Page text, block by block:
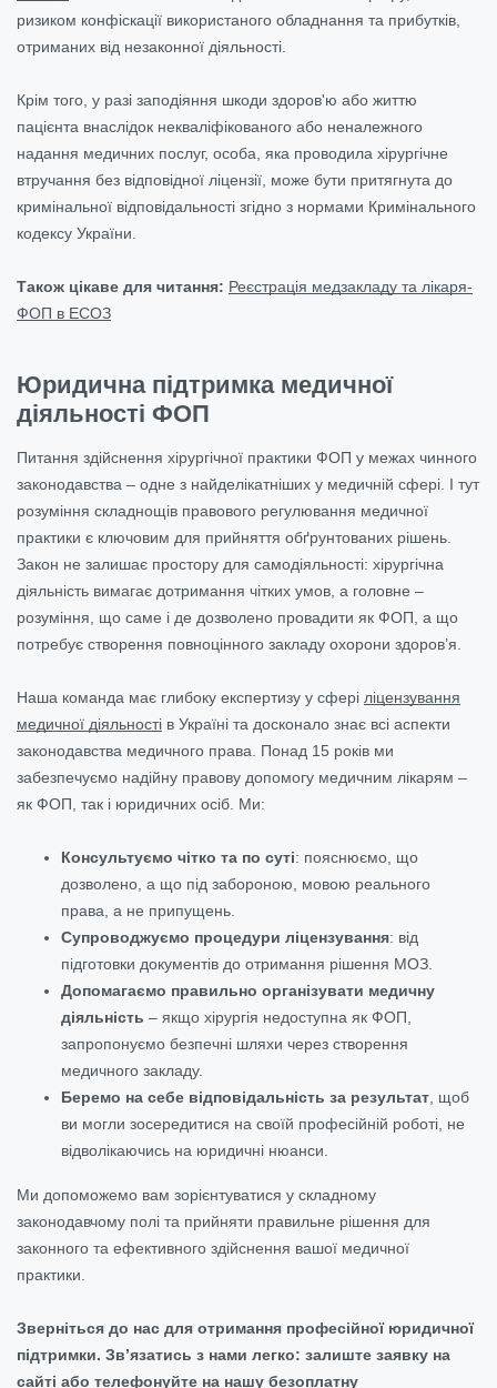
ризиком конфіскації використаного обладнання та прибутків,
отриманих від незаконної діяльності.
Крім того, у разі заподіяння шкоди здоров'ю або життю
пацієнта внаслідок некваліфікованого або неналежного
надання медичних послуг, особа, яка проводила хірургічне
втручання без відповідної ліцензії, може бути притягнута до
кримінальної відповідальності згідно з нормами Кримінального
кодексу України.
Також цікаве для читання: Реєстрація медзакладу та лікаря-
ФОП в ЕСОЗ
Юридична підтримка медичної
діяльності ФОП
Питання здійснення хірургічної практики ФОП у межах чинного
законодавства – одне з найделікатніших у медичній сфері. І тут
розуміння складнощів правового регулювання медичної
практики є ключовим для прийняття обґрунтованих рішень.
Закон не залишає простору для самодіяльності: хірургічна
діяльність вимагає дотримання чітких умов, а головне –
розуміння, що саме і де дозволено провадити як ФОП, а що
потребує створення повноцінного закладу охорони здоров’я.
Наша команда має глибоку експертизу у сфері ліцензування
медичної діяльності в Україні та досконало знає всі аспекти
законодавства медичного права. Понад 15 років ми
забезпечуємо надійну правову допомогу медичним лікарям –
як ФОП, так і юридичних осіб. Ми:
Консультуємо чітко та по суті: пояснюємо, що
дозволено, а що під забороною, мовою реального
права, а не припущень.
Супроводжуємо процедури ліцензування: від
підготовки документів до отримання рішення МОЗ.
Допомагаємо правильно організувати медичну
діяльність – якщо хірургія недоступна як ФОП,
запропонуємо безпечні шляхи через створення
медичного закладу.
Беремо на себе відповідальність за результат , щоб
ви могли зосередитися на своїй професійній роботі, не
відволікаючись на юридичні нюанси.
Ми допоможемо вам зорієнтуватися у складному
законодавчому полі та прийняти правильне рішення для
законного та ефективного здійснення вашої медичної
практики.
Зверніться до нас для отримання професійної юридичної
підтримки. Зв’язатись з нами легко: залиште заявку на
сайті або телефонуйте на нашу безоплатну